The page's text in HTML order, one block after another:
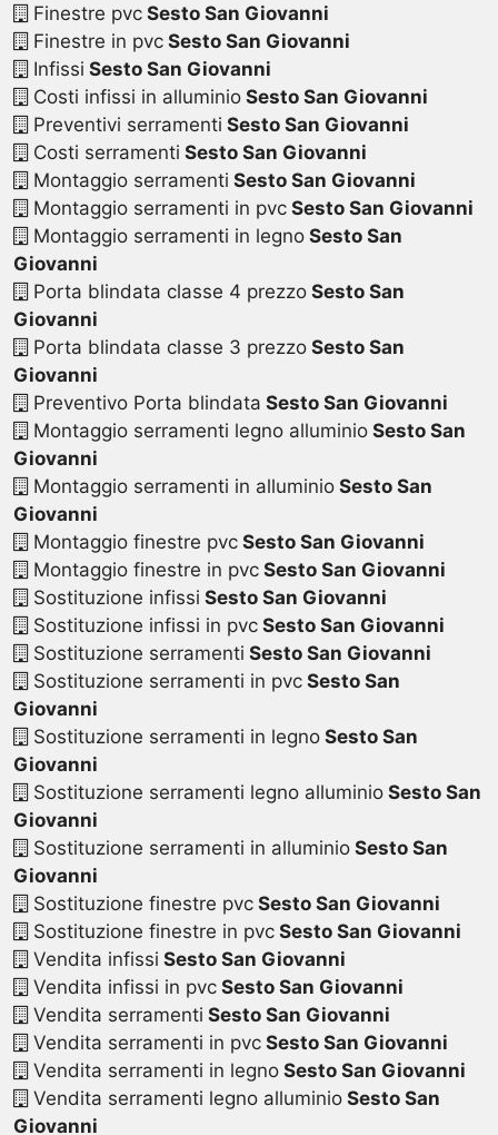
Finestre pvcSesto San Giovanni
Finestre in pvcSesto San Giovanni
Infissi Sesto San Giovanni
Costi infissi in alluminioSesto San Giovanni
Preventivi serramenti Sesto San Giovanni
Costi serramenti Sesto San Giovanni
Montaggio serramenti Sesto San Giovanni
Montaggio serramenti in pvcSesto San Giovanni
Montaggio serramenti in legnoSesto San
Giovanni
Porta blindata classe 4 prezzoSesto San
Giovanni
Porta blindata classe 3 prezzoSesto San
Giovanni
Preventivo Porta blindata Sesto San Giovanni
Montaggio serramenti legno alluminioSesto San
Giovanni
Montaggio serramenti in alluminioSesto San
Giovanni
Montaggio finestre pvcSesto San Giovanni
Montaggio finestre in pvcSesto San Giovanni
Sostituzione infissi Sesto San Giovanni
Sostituzione infissi in pvcSesto San Giovanni
Sostituzione serramenti Sesto San Giovanni
Sostituzione serramenti in pvcSesto San
Giovanni
Sostituzione serramenti in legnoSesto San
Giovanni
Sostituzione serramenti legno alluminioSesto San
Giovanni
Sostituzione serramenti in alluminioSesto San
Giovanni
Sostituzione finestre pvcSesto San Giovanni
Sostituzione finestre in pvcSesto San Giovanni
Vendita infissi Sesto San Giovanni
Vendita infissi in pvcSesto San Giovanni
Vendita serramenti Sesto San Giovanni
Vendita serramenti in pvcSesto San Giovanni
Vendita serramenti in legnoSesto San Giovanni
Vendita serramenti legno alluminioSesto San
Giovanni